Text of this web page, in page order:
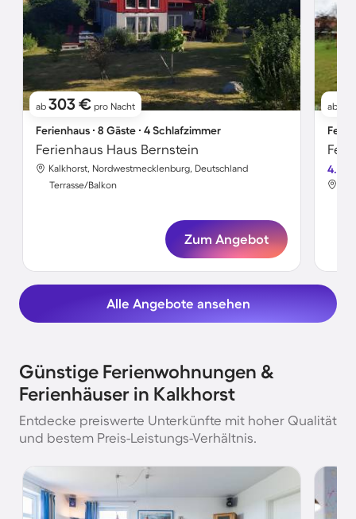
ab 303 € pro Nacht
Ferienhaus ∙ 8 Gäste ∙ 4 Schlafzimmer
Ferienhaus Haus Bernstein
Kalkhorst, Nordwestmecklenburg, Deutschland
Terrasse/Balkon
Zum Angebot
ab
4.6
Alle Angebote ansehen
Günstige Ferienwohnungen &
Ferienhäuser in Kalkhorst
Entdecke preiswerte Unterkünfte mit hoher Qualität
und bestem Preis-Leistungs-Verhältnis.